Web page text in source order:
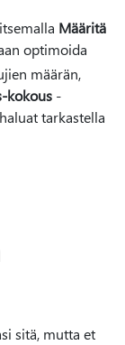
Määritä
optimoida
määrän,
kokous -
tarkastella
sitä, mutta et